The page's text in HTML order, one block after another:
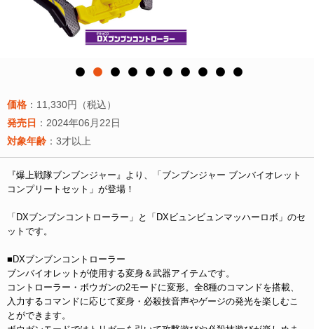
価格 ：11,330円（税込）
発売日 ：2024年06月22日
対象年齢 ：3才以上
『爆上戦隊ブンブンジャー』より、「ブンブンジャー ブンバイオレット
コンプリートセット」が登場！
「DXブンブンコントローラー」と「DXビュンビュンマッハーロボ」のセ
ットです。
■DXブンブンコントローラー
ブンバイオレットが使用する変身＆武器アイテムです。
コントローラー・ボウガンの2モードに変形。全8種のコマンドを搭載、
入力するコマンドに応じて変身・必殺技音声やゲージの発光を楽しむこ
とができます。